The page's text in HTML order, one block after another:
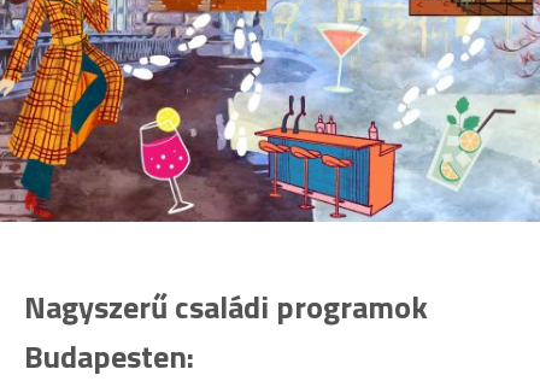
Nagyszerű családi programok
Budapesten: